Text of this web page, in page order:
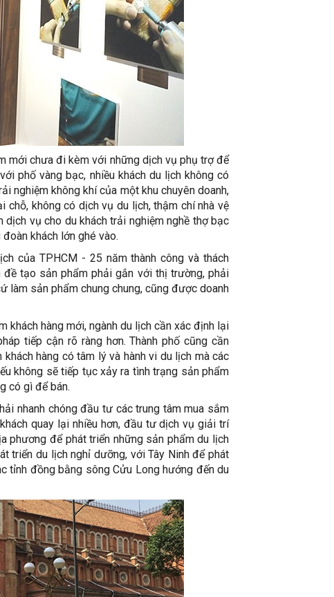
mới chưa đi kèm với những dịch vụ phụ trợ để
phố vàng bạc, nhiều khách du lịch không có
nghiệm không khí của một khu chuyên doanh,
chỗ, không có dịch vụ du lịch, thậm chí nhà vệ
vụ cho du khách trải nghiệm nghề thợ bạc
khách lớn ghé vào.
của TPHCM - 25 năm thành công và thách
tạo sản phẩm phải gắn với thị trường, phải
làm sản phẩm chung chung, cũng được doanh
khách hàng mới, ngành du lịch cần xác định lại
tiếp cận rõ ràng hơn. Thành phố cũng cần
hàng có tâm lý và hành vi du lịch mà các
không sẽ tiếp tục xảy ra tình trạng sản phẩm
có gì để bán.
nhanh chóng đầu tư các trung tâm mua sắm
quay lại nhiều hơn, đầu tư dịch vụ giải trí
phương để phát triển những sản phẩm du lịch
triển du lịch nghỉ dưỡng, với Tây Ninh để phát
tỉnh đồng bằng sông Cửu Long hướng đến du